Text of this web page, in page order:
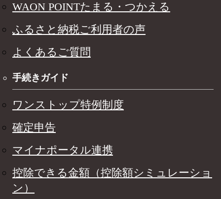
WAON POINTたまる・つかえる
ふるさと納税ご利用者の声
よくあるご質問
手続きガイド
ワンストップ特例制度
確定申告
マイナポータル連携
控除できる金額（控除額シミュレーショ
ン）